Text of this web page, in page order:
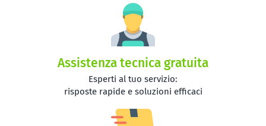
Assistenza tecnica gratuita
Esperti al tuo servizio:
risposte rapide e soluzioni efficaci